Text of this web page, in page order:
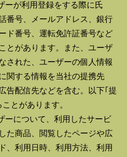
ーが利用登録をする際に氏
番号、メールアドレス、銀行
ド番号、運転免許証番号など
とがあります。また、ユーザ
された、ユーザーの個人情報
関する情報を当社の提携先
告配信先などを含む。以下｢提
とがあります。
ーについて、利用したサービ
た商品、閲覧したページや広
、利用日時、利用方法、利用